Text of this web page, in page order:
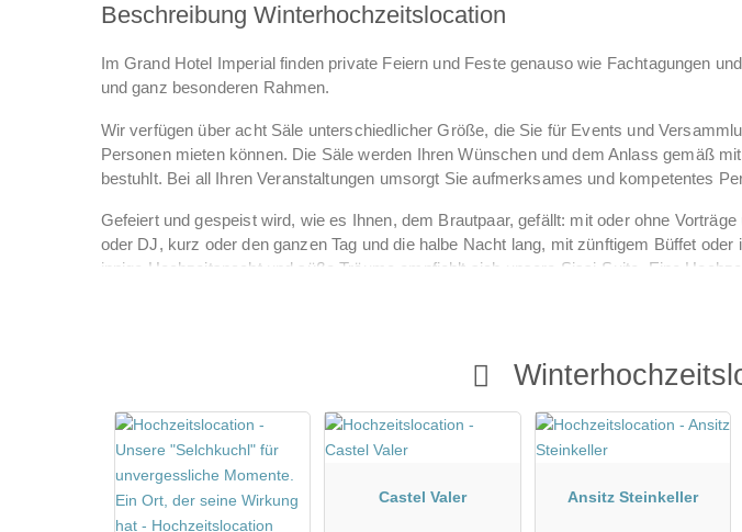
Beschreibung Winterhochzeitslocation
Im Grand Hotel Imperial finden private Feiern und Feste genauso wie Fachtagungen
und ganz besonderen Rahmen.
Wir verfügen über acht Säle unterschiedlicher Größe, die Sie für Events und
Personen mieten können. Die Säle werden Ihren Wünschen und dem Anlass gemäß
bestuhlt. Bei all Ihren Veranstaltungen umsorgt Sie aufmerksames und kompetentes
Gefeiert und gespeist wird, wie es Ihnen, dem Brautpaar, gefällt: mit oder ohne
oder DJ, kurz oder den ganzen Tag und die halbe Nacht lang, mit zünftigem Büffet
innige Hochzeitsnacht und süße Träume empfiehlt sich unsere Sissi-Suite. Eine
Castel Valer Ansitz Steinkeller